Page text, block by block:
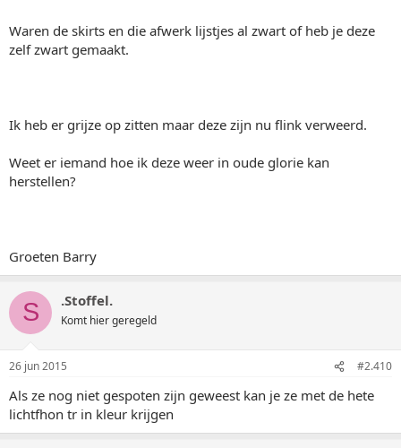
Waren de skirts en die afwerk lijstjes al zwart of heb je deze
zelf zwart gemaakt.
Ik heb er grijze op zitten maar deze zijn nu flink verweerd.
Weet er iemand hoe ik deze weer in oude glorie kan
herstellen?
Groeten Barry
S .Stoffel.
Komt hier geregeld
26 jun 2015 #2.410
Als ze nog niet gespoten zijn geweest kan je ze met de hete
lichtfhon tr in kleur krijgen